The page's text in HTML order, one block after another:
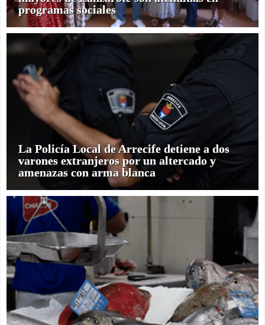
programas sociales
La Policía Local de Arrecife detiene a dos
varones extranjeros por un altercado y
amenazas con arma blanca